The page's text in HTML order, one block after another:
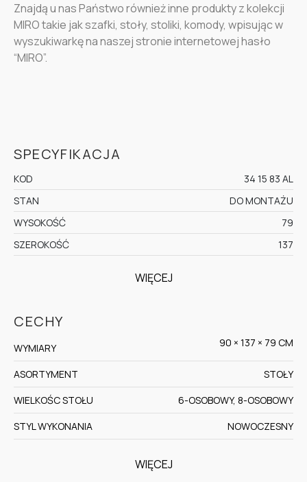
Znajdą u nas Państwo również inne produkty z kolekcji
MIRO takie jak szafki, stoły, stoliki, komody, wpisując w
wyszukiwarkę na naszej stronie internetowej hasło
“MIRO”.
SPECYFIKACJA
KOD
34 15 83 AL
STAN
DO MONTAŻU
WYSOKOŚĆ
79
SZEROKOŚĆ
137
WIĘCEJ
CECHY
WYMIARY 90 × 137 × 79 CM
ASORTYMENT
STOŁY
WIELKOŚC STOŁU
6-OSOBOWY, 8-OSOBOWY
STYL WYKONANIA
NOWOCZESNY
WIĘCEJ